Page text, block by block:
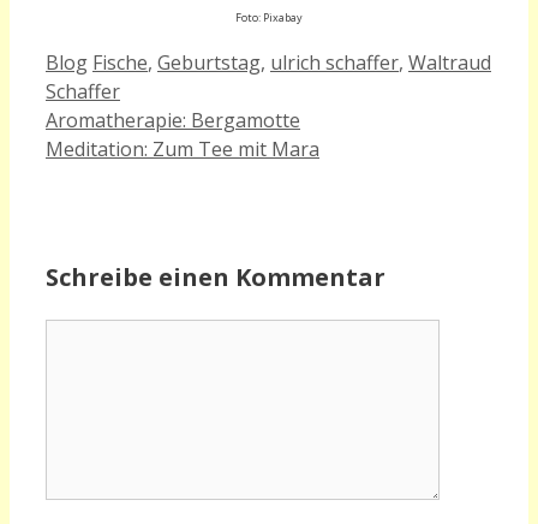
Foto: Pixabay
Kategorien
Blog Schlagwörter
Fische, Geburtstag, ulrich schaffer, Waltraud
Schaffer
Aromatherapie: Bergamotte
Meditation: Zum Tee mit Mara
Schreibe einen Kommentar